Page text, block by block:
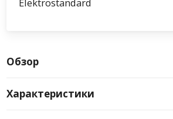
Обзор
Характеристики